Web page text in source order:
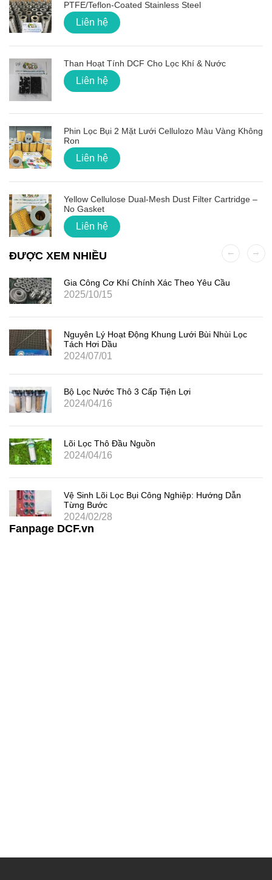
PTFE/Teflon‑Coated Stainless Steel
Liên hệ
Than Hoạt Tính DCF Cho Lọc Khí & Nước
Liên hệ
Phin Lọc Bụi 2 Mặt Lưới Cellulozo Màu Vàng Không
Ron
Liên hệ
Yellow Cellulose Dual-Mesh Dust Filter Cartridge –
No Gasket
Liên hệ
ĐƯỢC XEM NHIỀU
Gia Công Cơ Khí Chính Xác Theo Yêu Cầu
2025/10/15
Nguyên Lý Hoạt Động Khung Lưới Bùi Nhùi Lọc
Tách Hơi Dầu
2024/07/01
Bộ Lọc Nước Thô 3 Cấp Tiện Lợi
2024/04/16
Lõi Lọc Thô Đầu Nguồn
2024/04/16
Vệ Sinh Lõi Lọc Bụi Công Nghiệp: Hướng Dẫn
Từng Bước
2024/02/28
Fanpage DCF.vn